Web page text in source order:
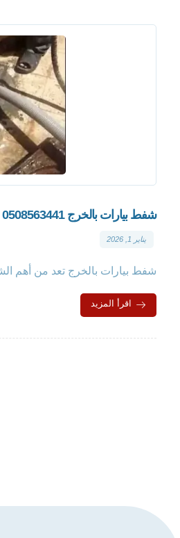
شفط بيارات بالخرج 0508563441
يناير 1, 2026
شفط بيارات بالخرج تعد من
اقرأ المزيد